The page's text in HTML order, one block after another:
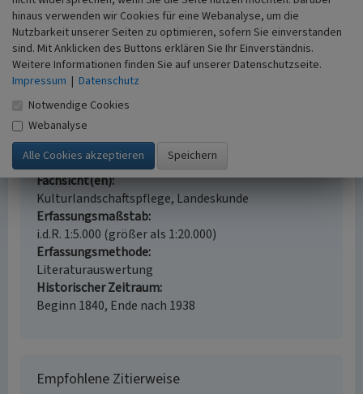
Jüdische Betstube Sankt Goarshausen
Schlagwörter
Bethaus Synagoge Judentum
Verwaltungsgebäude
Straße / Hausnummer
Bahnhofstraße 33
Ort
56346 Sankt Goarshausen
Fachsicht(en)
Kulturlandschaftspflege, Landeskunde
Erfassungsmaßstab
i.d.R. 1:5.000 (größer als 1:20.000)
Erfassungsmethode
Literaturauswertung
Historischer Zeitraum
Beginn 1840, Ende nach 1938
Empfohlene Zitierweise
hinaus verwenden wir Cookies für eine Webanalyse, um die
Nutzbarkeit unserer Seiten zu optimieren, sofern Sie einverstanden
sind. Mit Anklicken des Buttons erklären Sie Ihr Einverständnis.
Weitere Informationen finden Sie auf unserer Datenschutzseite.
Impressum | Datenschutz
Notwendige Cookies
Webanalyse